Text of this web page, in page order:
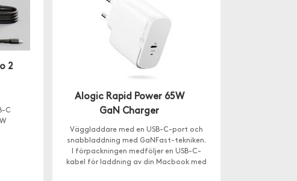
2
C
Alogic Rapid Power 65W
GaN Charger
Väggladdare med en USB-C-port och
snabbladdning med GaNFast-tekniken.
I förpackningen medföljer en USB-C-
kabel för laddning av din Macbook med